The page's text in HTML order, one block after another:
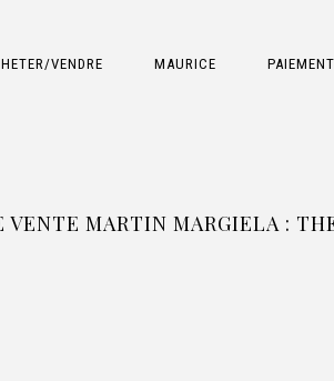
VENDRE MAURICE
MARTIN MARGIELA :